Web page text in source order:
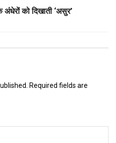
अंधेरों को दिखाती ‘असुर’
Required fields are